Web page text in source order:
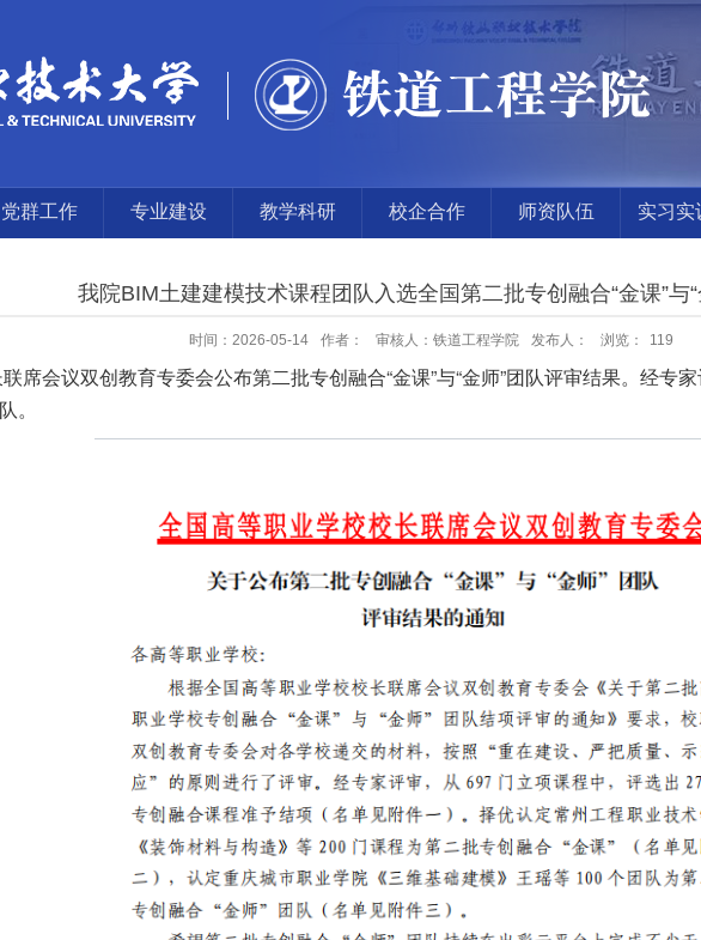
党群工作 专业建设 教学科研 校企合作 师资队伍 实习实
我院BIM土建建模技术课程团队入选全国第二批专创融合“金课”与“
时间：2026-05-14 作者： 审核人：铁道工程学院 发布人： 浏览： 119
席会议双创教育专委会公布第二批专创融合“金课”与“金师”团队评审结果。经专
。